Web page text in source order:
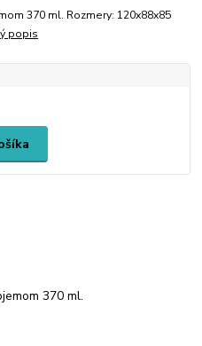
370 ml. Rozmery: 120x88x85
popis
370 ml.